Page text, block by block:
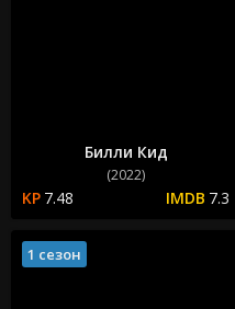
Билли Кид
(2022)
7.48 7.3
1 сезон